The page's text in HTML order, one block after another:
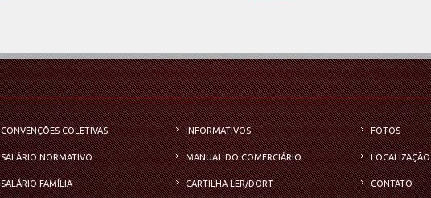
CONVENÇÕES COLETIVAS
SALÁRIO NORMATIVO
SALÁRIO-FAMÍLIA
INFORMATIVOS
MANUAL DO COMERCIÁRIO
CARTILHA LER/DORT
FOTOS
LOCALIZAÇÃO
CONTATO